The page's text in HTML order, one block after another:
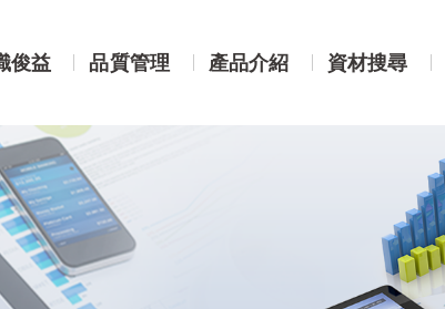
俊益 品質管理 產品介紹 資材搜尋